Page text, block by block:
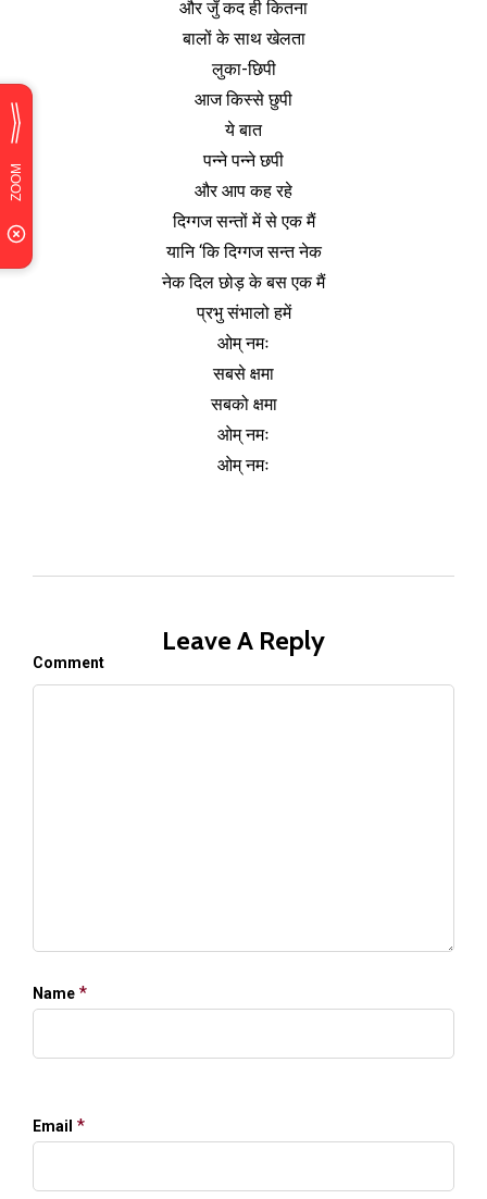
और जुँ कद ही कितना
बालों के साथ खेलता
लुका-छिपी
आज किस्से छुपी
ये बात
पन्ने पन्ने छपी
और आप कह रहे
दिग्गज सन्तों में से एक मैं
यानि ‘कि दिग्गज सन्त नेक
नेक दिल छोड़ के बस एक मैं
प्रभु संभालो हमें
ओम् नमः
सबसे क्षमा
सबको क्षमा
ओम् नमः
ओम् नमः
Leave A Reply
Comment
Name *
Email *